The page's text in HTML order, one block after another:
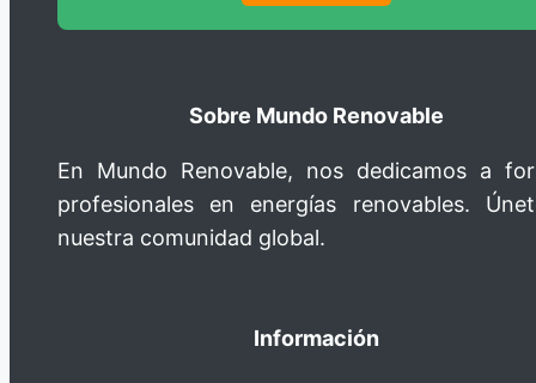
Sobre Mundo Renovable
En Mundo Renovable, nos dedicamos a
profesionales en energías renovables.
nuestra comunidad global.
Información